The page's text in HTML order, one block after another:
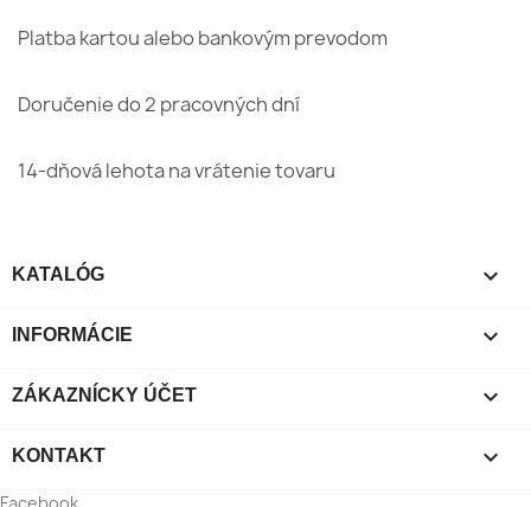
Platba kartou alebo bankovým prevodom
Doručenie do 2 pracovných dní
14-dňová lehota na vrátenie tovaru
KATALÓG 
INFORMÁCIE 
ZÁKAZNÍCKY ÚČET 
KONTAKT 